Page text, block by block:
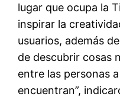
lugar que ocupa la
inspirar la
usuarios, además
de descubrir cosas
entre las personas
encuentran”,